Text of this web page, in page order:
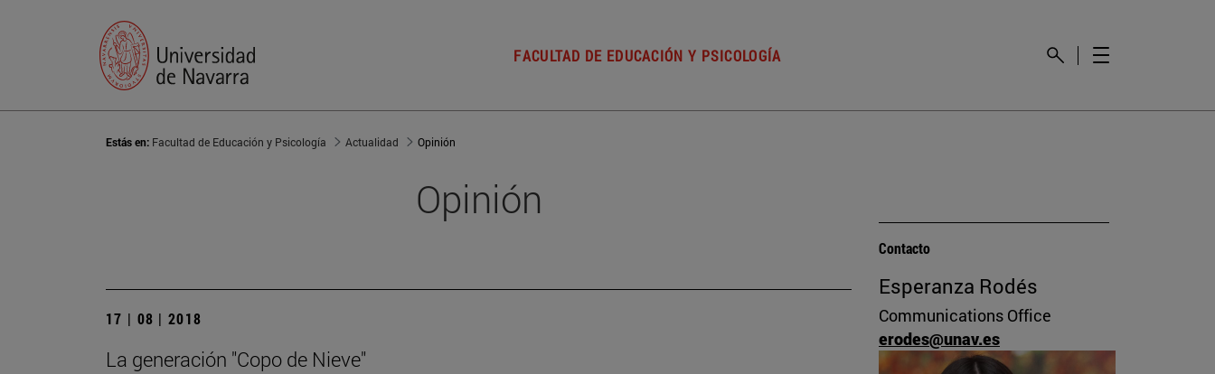
FACULTAD DE EDUCACIÓN Y PSICOLOGÍA
Estás en: Facultad de Educación y Psicología Actualidad Opinión
Opinión
17 | 08 | 2018
La generación "Copo de Nieve"
Contacto
Esperanza Rodés
Communications Office
erodes@unav.es